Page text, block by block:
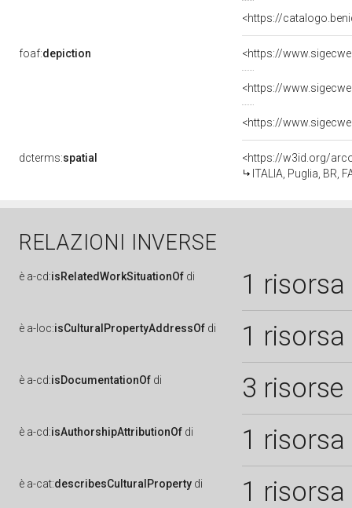
<https://
foaf:depiction <https://
<https://
<https://
dcterms:spatial
<https://w3id.org/
ITALIA, Puglia, BR,
RELAZIONI INVERSE
è a-cd:isRelatedWorkSituationOf di 1 risorsa
è a-loc:isCulturalPropertyAddressOf di 1 risorsa
è a-cd:isDocumentationOf di 3 risorse
è a-cd:isAuthorshipAttributionOf di 1 risorsa
è a-cat:describesCulturalProperty di 1 risorsa